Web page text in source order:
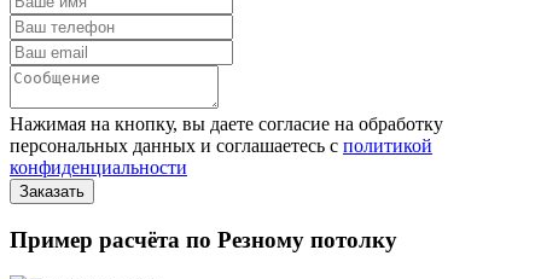
Нажимая на кнопку, вы даете согласие на обработку
персональных данных и соглашаетесь с политикой
конфиденциальности
Пример расчёта по Резному потолку